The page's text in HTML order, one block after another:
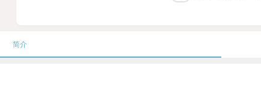
简介